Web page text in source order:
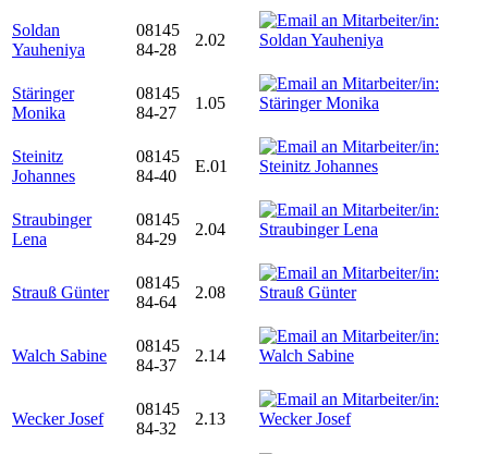
Soldan
Yauheniya
08145
84-28
2.02
Stäringer
Monika
08145
84-27
1.05
Steinitz
Johannes
08145
84-40
E.01
Straubinger
Lena
08145
84-29
2.04
Strauß Günter
08145
84-64
2.08
Walch Sabine
08145
84-37
2.14
Wecker Josef
08145
84-32
2.13